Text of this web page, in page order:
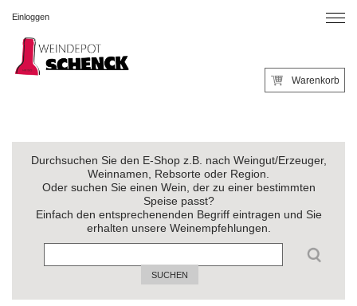
Einloggen
Warenkorb
Durchsuchen Sie den E-Shop z.B. nach Weingut/Erzeuger,
Weinnamen, Rebsorte oder Region.
Oder suchen Sie einen Wein, der zu einer bestimmten
Speise passt?
Einfach den entsprechenenden Begriff eintragen und Sie
erhalten unsere Weinempfehlungen.
SUCHEN